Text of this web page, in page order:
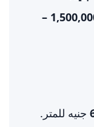
1,500,000 –
جنيه للمتر.